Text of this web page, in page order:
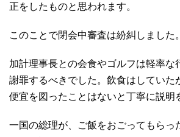
正をしたものと思われます。
このことで閉会中審査は紛糾しました。
加計理事長との会食やゴルフは軽率な
謝罪するべきでした。飲食はしていた
便宜を図ったことはないと丁寧に説明
一国の総理が、ご飯をおごってもらっ